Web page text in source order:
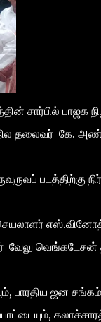
சார்பில் பாஜக
தலைவர் கே.
படத்திற்கு
செயலாளர்
வேலு
பாரதிய ஜன